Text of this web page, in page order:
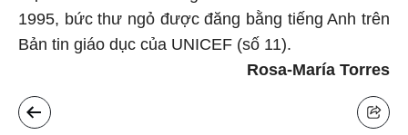
1995, bức thư ngỏ được đăng bằng tiếng Anh trên
Bản tin giáo dục của UNICEF (số 11).
Rosa-María Torres